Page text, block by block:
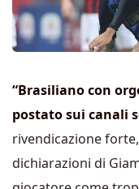
“Brasiliano con
postato sui canali
rivendicazione
dichiarazioni di